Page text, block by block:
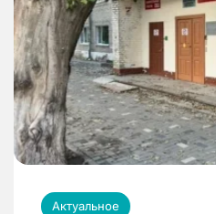
Актуальное